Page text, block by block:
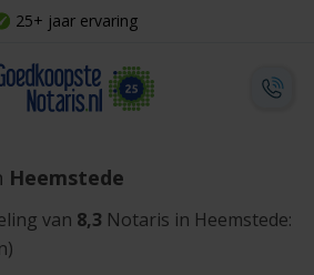
25+ jaar ervaring
Heemstede
van 8,3 Notaris in Heemstede: